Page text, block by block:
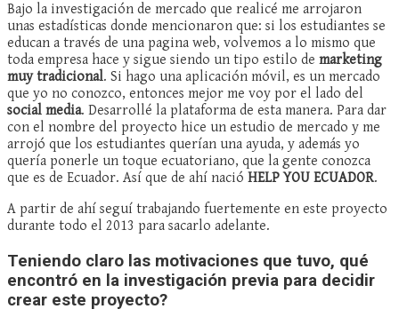
Bajo la investigación de mercado que realicé me arrojaron
unas estadísticas donde mencionaron que: si los estudiantes se
educan a través de una pagina web, volvemos a lo mismo que
toda empresa hace y sigue siendo un tipo estilo de marketing
muy tradicional. Si hago una aplicación móvil, es un mercado
que yo no conozco, entonces mejor me voy por el lado del
social media. Desarrollé la plataforma de esta manera. Para dar
con el nombre del proyecto hice un estudio de mercado y me
arrojó que los estudiantes querían una ayuda, y además yo
quería ponerle un toque ecuatoriano, que la gente conozca
que es de Ecuador. Así que de ahí nació HELP YOU ECUADOR.
A partir de ahí seguí trabajando fuertemente en este proyecto
durante todo el 2013 para sacarlo adelante.
Teniendo claro las motivaciones que tuvo, qué
encontró en la investigación previa para decidir
crear este proyecto?